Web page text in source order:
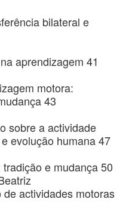
bilateral e
aprendizagem 41
motora:
43
sobre a actividade
evolução humana 47
e mudança 50
actividades motoras